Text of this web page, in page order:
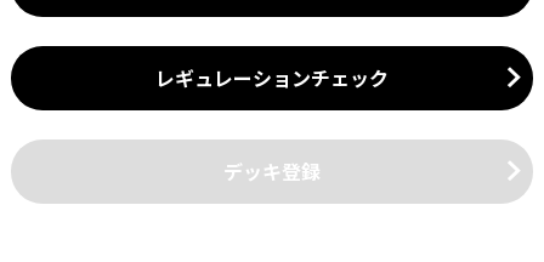
レギュレーションチェック
デッキ登録